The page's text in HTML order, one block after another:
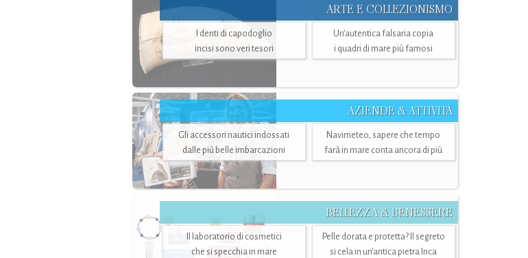
ARTE E COLLEZIONISMO
I denti di capodoglio
incisi sono veri tesori
Un’autentica falsaria copia
i quadri di mare più famosi
AZIENDE & ATTIVITÀ
Gli accessori nautici indossati
dalle più belle imbarcazioni
Navimeteo, sapere che tempo
farà in mare conta ancora di più
BELLEZZA & BENESSERE
Il laboratorio di cosmetici
che si specchia in mare
Pelle dorata e protetta? Il segreto
si cela in un’antica pietra Inca